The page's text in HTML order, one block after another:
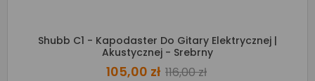
Shubb C1 - Kapodaster Do Gitary Elektrycznej |
Akustycznej - Srebrny
105,00 zł 116,00 zł